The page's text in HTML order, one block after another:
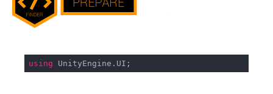
using UnityEngine.UI;